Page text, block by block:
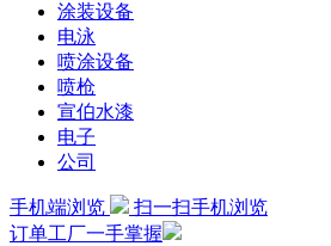
涂装设备
电泳
喷涂设备
喷枪
宣伯水漆
电子
公司
手机端浏览
扫一扫手机浏览
订单工厂一手掌握